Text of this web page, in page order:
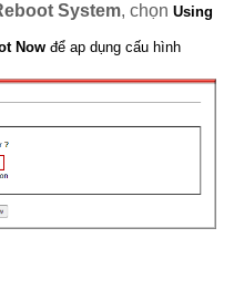
System, chọn Using
Now để ap dụng cấu hình